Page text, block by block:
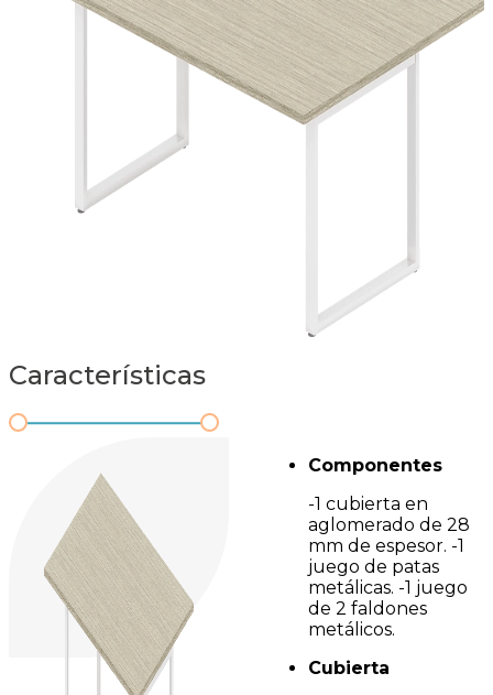
Características
Componentes
-1 cubierta en
aglomerado de 28
mm de espesor. -1
juego de patas
metálicas. -1 juego
de 2 faldones
metálicos.
Cubierta